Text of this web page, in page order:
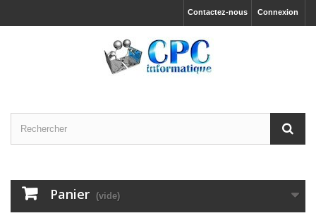
Connexion
Contactez-nous
Panier (vide)